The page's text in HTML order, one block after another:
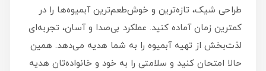
طراحی شیک، تازه‌ترین و خوش‌طعم‌ترین آبمیوه‌ها را در
کمترین زمان آماده کنید. عملکرد بی‌صدا و آسان، تجربه‌ای
لذت‌بخش از تهیه آبمیوه را به شما هدیه می‌دهد. همین
حالا امتحان کنید و سلامتی را به خود و خانواده‌تان هدیه